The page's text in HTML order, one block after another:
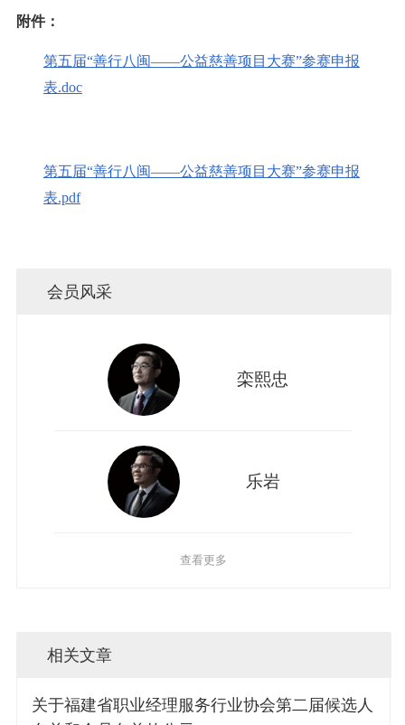
附件：
第五届“善行八闽——公益慈善项目大赛”参赛申报
表.doc
第五届“善行八闽——公益慈善项目大赛”参赛申报
表.pdf
会员风采
栾熙忠
乐岩
查看更多
相关文章
关于福建省职业经理服务行业协会第二届候选人